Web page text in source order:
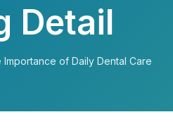
Detail
Importance of Daily Dental Care